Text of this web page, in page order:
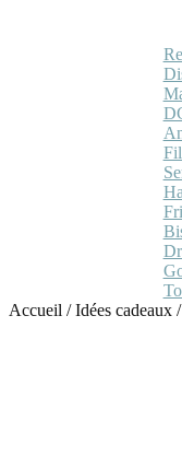
Accueil /Idées cadeaux /